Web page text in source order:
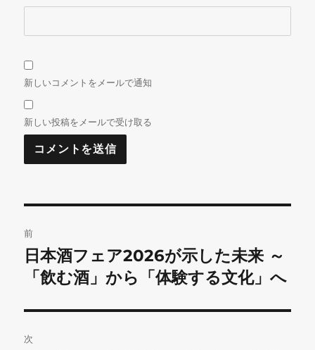
新しいコメントをメールで通知
新しい投稿をメールで受け取る
稿
ナ
ビ
ゲ
前
前
の
稿:
日本酒フェア2026が示した未来 ～
「飲む酒」から「体験する文化」へ
次